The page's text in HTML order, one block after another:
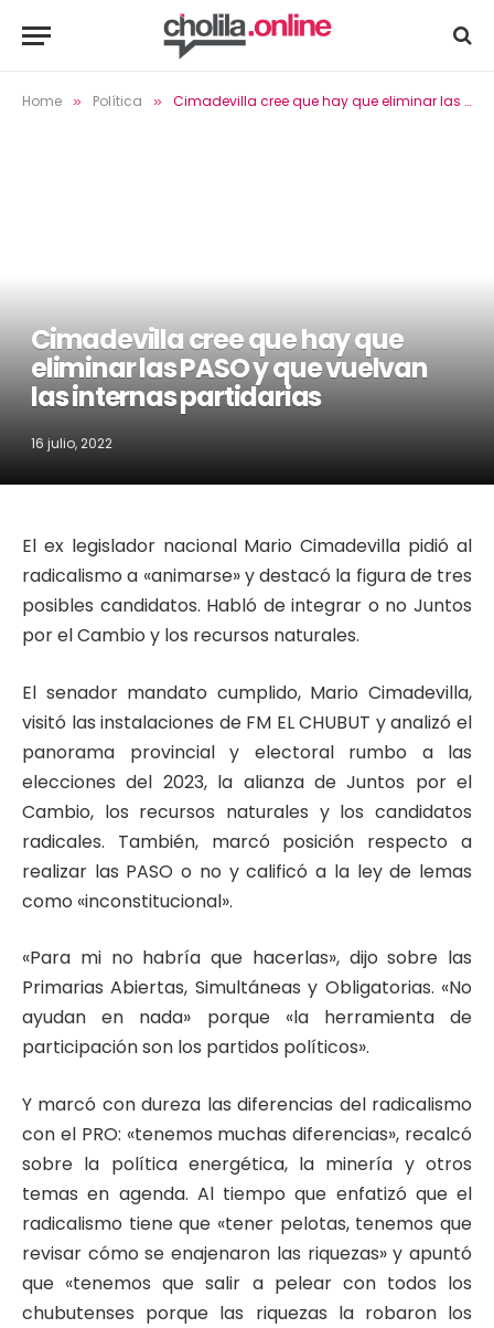
Home » Política » Cimadevilla cree que hay que eliminar las PASO y que vuelvan las internas partidarias
Cimadevilla cree que hay que
eliminar las PASO y que vuelvan
las internas partidarias
16 julio, 2022
El ex legislador nacional Mario Cimadevilla pidió al
radicalismo a «animarse» y destacó la figura de tres
posibles candidatos. Habló de integrar o no Juntos
por el Cambio y los recursos naturales.
El senador mandato cumplido, Mario Cimadevilla,
visitó las instalaciones de FM EL CHUBUT y analizó el
panorama provincial y electoral rumbo a las
elecciones del 2023, la alianza de Juntos por el
Cambio, los recursos naturales y los candidatos
radicales. También, marcó posición respecto a
realizar las PASO o no y calificó a la ley de lemas
como «inconstitucional».
«Para mi no habría que hacerlas», dijo sobre las
Primarias Abiertas, Simultáneas y Obligatorias. «No
ayudan en nada» porque «la herramienta de
participación son los partidos políticos».
Y marcó con dureza las diferencias del radicalismo
con el PRO: «tenemos muchas diferencias», recalcó
sobre la política energética, la minería y otros
temas en agenda. Al tiempo que enfatizó que el
radicalismo tiene que «tener pelotas, tenemos que
revisar cómo se enajenaron las riquezas» y apuntó
que «tenemos que salir a pelear con todos los
chubutenses porque las riquezas la robaron los